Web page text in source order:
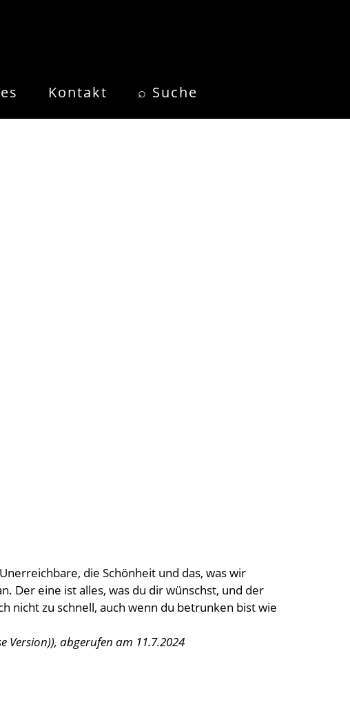
Kontakt ⌕ Suche
die Schönheit und das, was wir
Der eine ist alles, was du dir wünschst, und der
nicht zu schnell, auch wenn du betrunken bist wie
Version)), abgerufen am 11.7.2024